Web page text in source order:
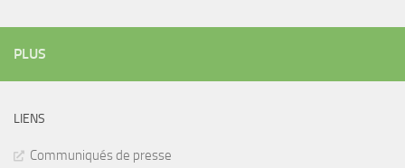
PLUS
LIENS
Communiqués de presse